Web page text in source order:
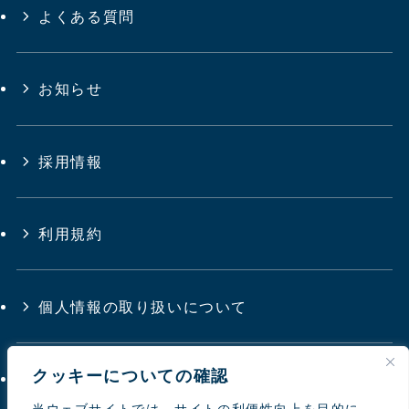
クッキーについての確認
よくある質問
お知らせ
採用情報
利用規約
個人情報の取り扱いについて
サイトマップ